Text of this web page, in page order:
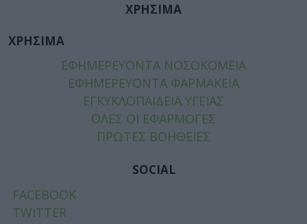
ΧΡΗΣΙΜΑ
ΧΡΗΣΙΜΑ
ΕΦΗΜΕΡΕΥΟΝΤΑ ΝΟΣΟΚΟΜΕΙΑ
ΕΦΗΜΕΡΕΥΟΝΤΑ ΦΑΡΜΑΚΕΙΑ
ΕΓΚΥΚΛΟΠΑΙΔΕΙΑ ΥΓΕΙΑΣ
ΟΛΕΣ ΟΙ ΕΦΑΡΜΟΓΕΣ
ΠΡΩΤΕΣ ΒΟΗΘΕΙΕΣ
SOCIAL
FACEBOOK
TWITTER